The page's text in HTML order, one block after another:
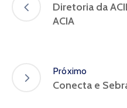
Diretoria da
ACIA
Próximo
Conecta e